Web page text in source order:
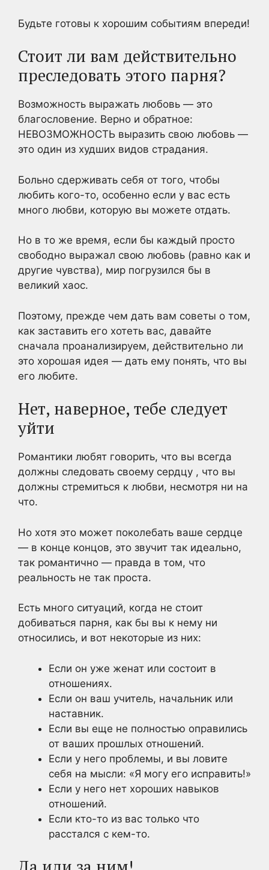
Будьте готовы к хорошим событиям впереди!
Стоит ли вам действительно
преследовать этого парня?
Возможность выражать любовь — это
благословение. Верно и обратное:
НЕВОЗМОЖНОСТЬ выразить свою любовь —
это один из худших видов страдания.
Больно сдерживать себя от того, чтобы
любить кого-то, особенно если у вас есть
много любви, которую вы можете отдать.
Но в то же время, если бы каждый просто
свободно выражал свою любовь (равно как и
другие чувства), мир погрузился бы в
великий хаос.
Поэтому, прежде чем дать вам советы о том,
как заставить его хотеть вас, давайте
сначала проанализируем, действительно ли
это хорошая идея — дать ему понять, что вы
его любите.
Нет, наверное, тебе следует
уйти
Романтики любят говорить, что вы всегда
должны следовать своему сердцу , что вы
должны стремиться к любви, несмотря ни на
что.
Но хотя это может поколебать ваше сердце
— в конце концов, это звучит так идеально,
так романтично — правда в том, что
реальность не так проста.
Есть много ситуаций, когда не стоит
добиваться парня, как бы вы к нему ни
относились, и вот некоторые из них:
Если он уже женат или состоит в
отношениях.
Если он ваш учитель, начальник или
наставник.
Если вы еще не полностью оправились
от ваших прошлых отношений.
Если у него проблемы, и вы ловите
себя на мысли: «Я могу его исправить!»
Если у него нет хороших навыков
отношений.
Если кто-то из вас только что
расстался с кем-то.